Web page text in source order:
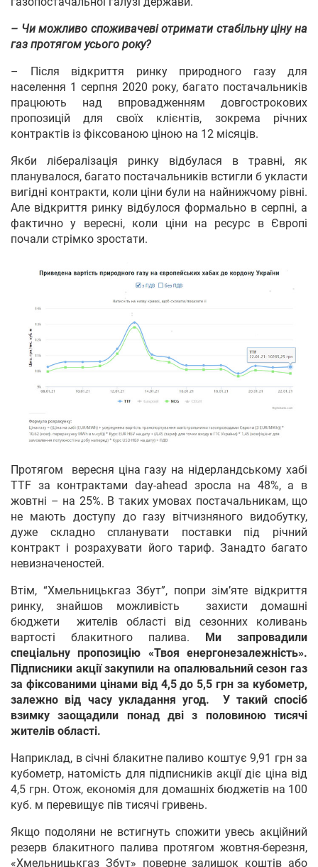
– Чи можливо споживачеві отримати стабільну ціну на
газ протягом усього року?
– Після відкриття ринку природного газу для
населення 1 серпня 2020 року, багато постачальників
працюють над впровадженням довгострокових
пропозицій для своїх клієнтів, зокрема річних
контрактів із фіксованою ціною на 12 місяців.
Якби лібералізація ринку відбулася в травні, як
планувалося, багато постачальників встигли б укласти
вигідні контракти, коли ціни були на найнижчому рівні.
Але відкриття ринку відбулося формально в серпні, а
фактично у вересні, коли ціни на ресурс в Європі
почали стрімко зростати.
Протягом вересня ціна газу на нідерландському хабі
TTF за контрактами day-ahead зросла на 48%, а в
жовтні – на 25%. В таких умовах постачальникам, що
не мають доступу до газу вітчизняного видобутку,
дуже складно спланувати поставки під річний
контракт і розрахувати його тариф. Занадто багато
невизначеностей.
Втім, “Хмельницькгаз Збут”, попри зім’яте відкриття
ринку, знайшов можливість захисти домашні
бюджети жителів області від сезонних коливань
вартості блакитного палива. Ми запровадили
спеціальну пропозицію «Твоя енергонезалежність».
Підписники акції закупили на опалювальний сезон газ
за фіксованими цінами від 4,5 до 5,5 грн за кубометр,
залежно від часу укладання угод. У такий спосіб
взимку заощадили понад дві з половиною тисячі
жителів області.
Наприклад, в січні блакитне паливо коштує 9,91 грн за
кубометр, натомість для підписників акції діє ціна від
4,5 грн. Отож, економія для домашніх бюджетів на 100
куб. м перевищує пів тисячі гривень.
Якщо подоляни не встигнуть спожити увесь акційний
резерв блакитного палива протягом жовтня-березня,
«Хмельницькгаз Збут» поверне залишок коштів або